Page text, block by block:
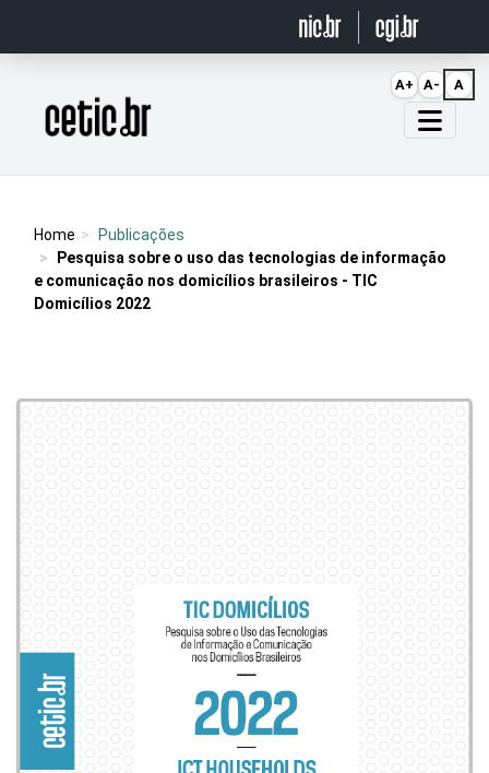
Página inicial
Home
Publicações
Pesquisa sobre o uso das tecnologias de informação
e comunicação nos domicílios brasileiros - TIC
Domicílios 2022
A+ A- A